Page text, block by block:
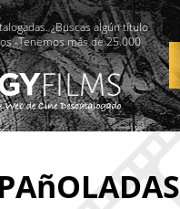
¿Buscas algún título
-Tenemos más de 25.000